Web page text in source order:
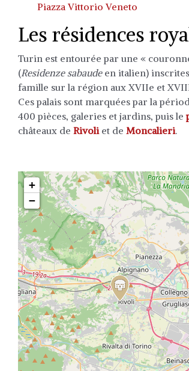
Piazza Vittorio Veneto
Les résidences
Turin est entourée par une «
(Residenze sabaudeen italien)
famille sur la région aux XVIIe et
Ces palais sont marquées par la
400 pièces, galeries et jardins, puis le
châteaux de Rivoliet de Moncalieri.
If you see
+
−